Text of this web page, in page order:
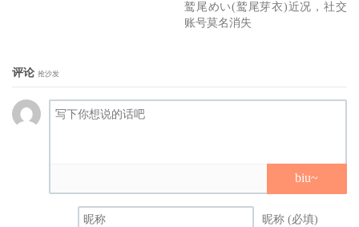
鹫尾めい(鹫尾芽衣)近况，社交
账号莫名消失
评论 抢沙发
biu~
昵称 (必填)